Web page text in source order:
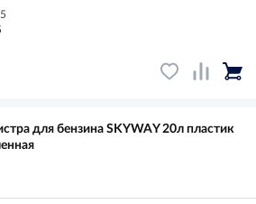
для бензина SKYWAY 20л пластик